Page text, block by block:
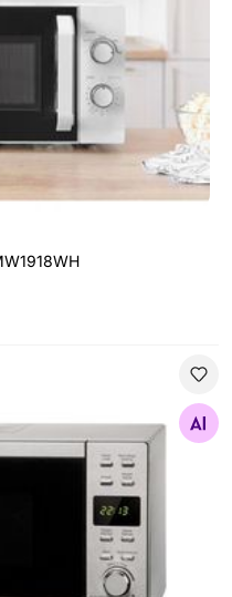
Найдите похожие